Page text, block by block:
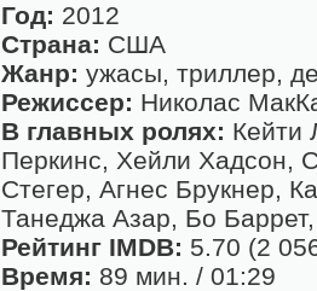
Год: 2012
Страна: США
Жанр: ужасы, триллер,
Режиссер: Николас
В главных ролях: Кейти
Перкинс, Хейли Хадсон,
Стегер, Агнес Брукнер,
Танеджа Азар, Бо
Рейтинг IMDB: 5.70 (2
Время: 89 мин. / 01:29